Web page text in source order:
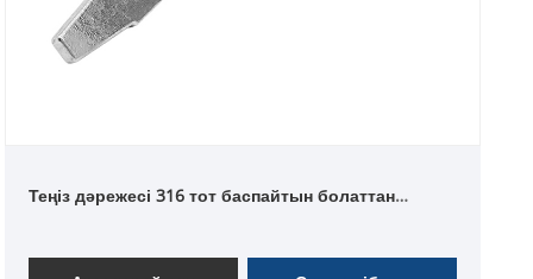
Теңіз дәрежесі 316 тот баспайтын болаттан